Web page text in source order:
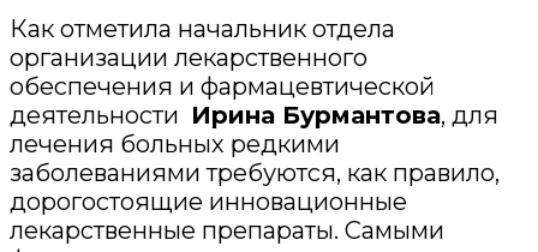
Как отметила начальник отдела
организации лекарственного
обеспечения и фармацевтической
деятельности Ирина Бурмантова, для
лечения больных редкими
заболеваниями требуются, как правило,
дорогостоящие инновационные
лекарственные препараты. Самыми